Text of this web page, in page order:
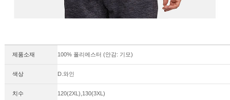
제품소재 100% 폴리에스터 (안감: 기모)
색상 D.와인
치수 120(2XL),130(3XL)